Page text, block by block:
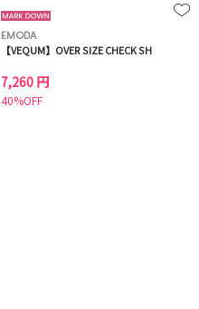
EMODA
【VEQUM】OVER SIZE CHECK SH
7,260 円
40%OFF